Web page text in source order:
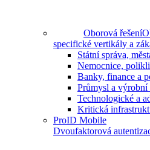
Oborová řešení
specifické vertikály a
Státní správa,
Nemocnice,
Banky, finance a
Průmysl a
Technologické a
Kritická
ProID Mobile
Dvoufaktorová